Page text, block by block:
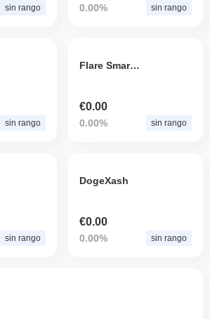
sin rango 0.00% sin rango
sin rango
Flare Smart Network
€0.00
0.00% sin rango
sin rango
DogeXash
€0.00
0.00% sin rango